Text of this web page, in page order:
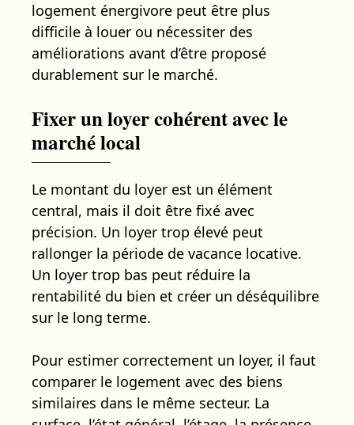
logement énergivore peut être plus
difficile à louer ou nécessiter des
améliorations avant d’être proposé
durablement sur le marché.
Fixer un loyer cohérent avec le
marché local
Le montant du loyer est un élément
central, mais il doit être fixé avec
précision. Un loyer trop élevé peut
rallonger la période de vacance locative.
Un loyer trop bas peut réduire la
rentabilité du bien et créer un déséquilibre
sur le long terme.
Pour estimer correctement un loyer, il faut
comparer le logement avec des biens
similaires dans le même secteur. La